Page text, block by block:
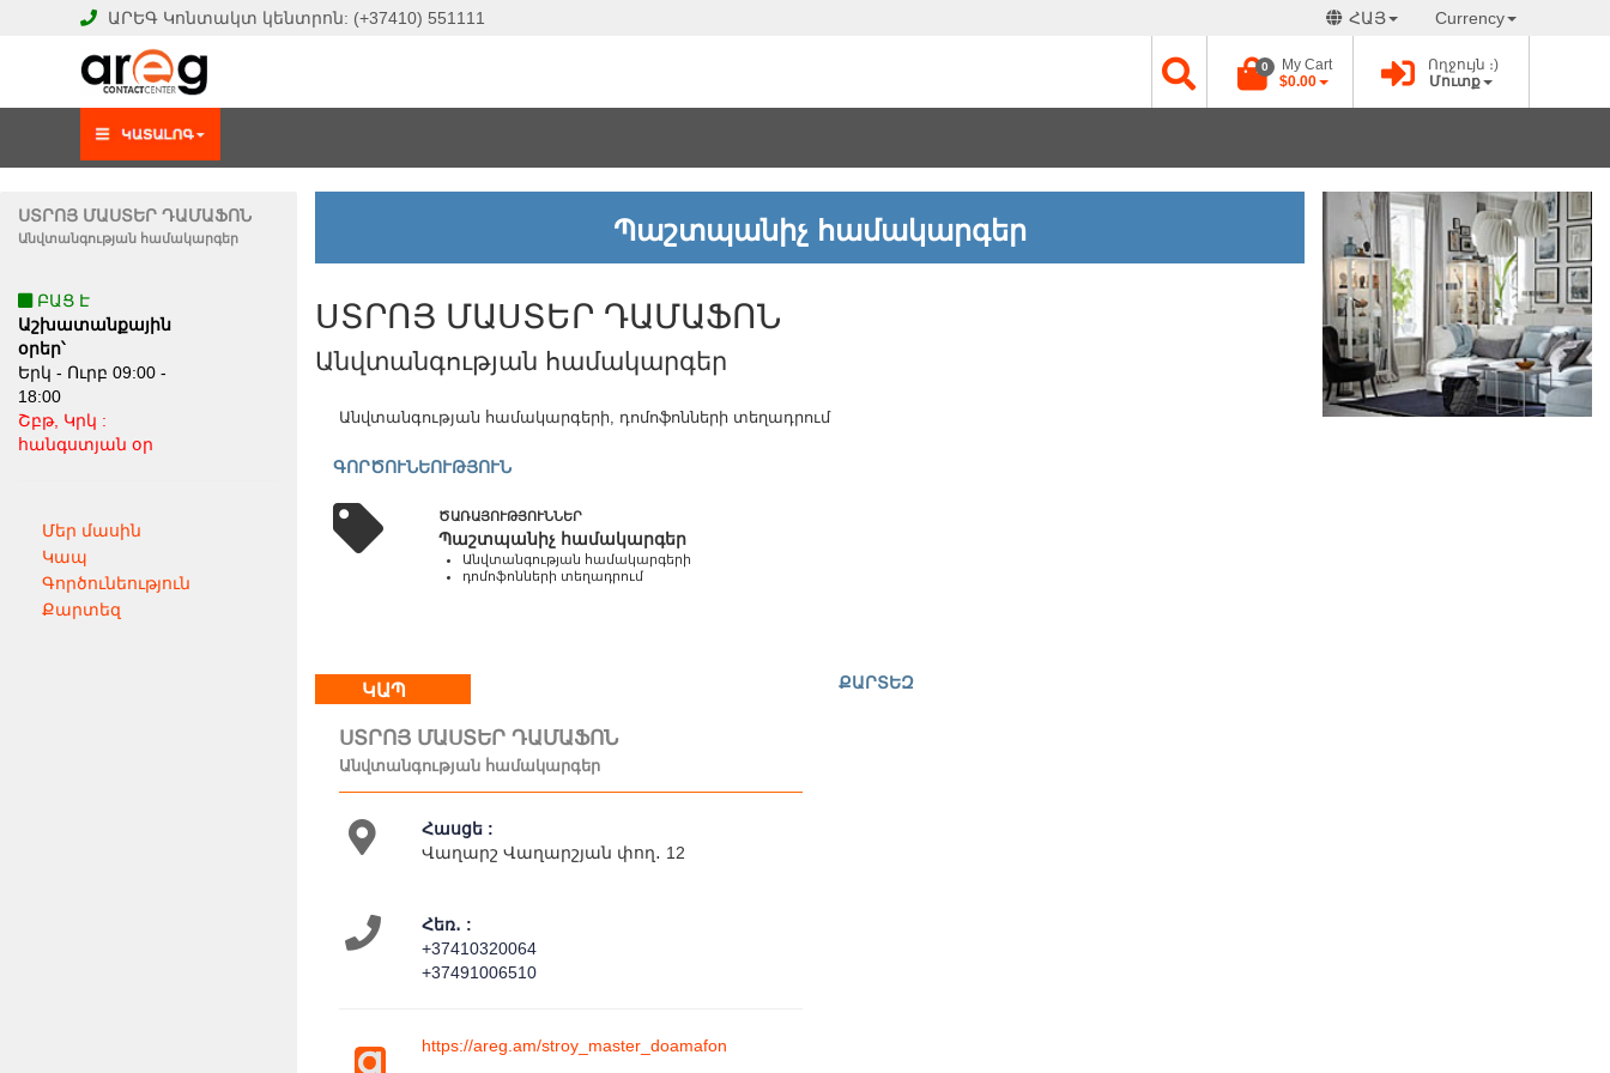
ԱՐԵԳ Կոնտակտ կենտրոն: (+37410) 551111 ՀԱՅ Currency
My Cart
0
$0.00
Ողջույն ։)
Մուտք
ՍՏՐՈՅ ՄԱՍՏԵՐ ԴԱՄԱՖՈՆ
Անվտանգության համակարգեր
ԲԱՑ Է
Աշխատանքային
օրեր՝
Երկ - Ուրբ 09:00 -
18:00
Շբթ, Կրկ :
հանգստյան օր
Մեր մասին
Կապ
Գործունեություն
Քարտեզ
Պաշտպանիչ համակարգեր
ՍՏՐՈՅ ՄԱՍՏԵՐ ԴԱՄԱՖՈՆ
Անվտանգության համակարգեր
Անվտանգության համակարգերի, դոմոֆոնների տեղադրում
ԳՈՐԾՈՒՆԵՈՒԹՅՈՒՆ
ԾԱՌԱՅՈՒԹՅՈՒՆՆԵՐ
Պաշտպանիչ համակարգեր
Անվտանգության համակարգերի
դոմոֆոնների տեղադրում
ԿԱՊ
ՍՏՐՈՅ ՄԱՍՏԵՐ ԴԱՄԱՖՈՆ
Անվտանգության համակարգեր
Հասցե :
Վաղարշ Վաղարշյան փող․ 12
Հեռ․ :
+37410320064
+37491006510
https://areg.am/stroy_master_doamafon
ՔԱՐՏԵԶ